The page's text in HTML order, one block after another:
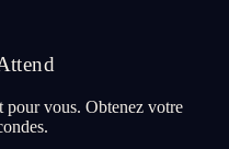
pour vous. Obtenez votre